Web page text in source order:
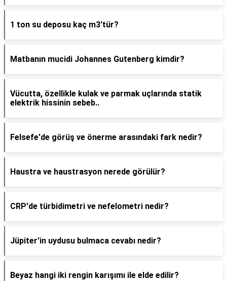
1 ton su deposu kaç m3'tür?
Matbanın mucidi Johannes Gutenberg kimdir?
Vücutta, özellikle kulak ve parmak uçlarında statik
elektrik hissinin sebeb..
Felsefe'de görüş ve önerme arasındaki fark nedir?
Haustra ve haustrasyon nerede görülür?
CRP'de türbidimetri ve nefelometri nedir?
Jüpiter'in uydusu bulmaca cevabı nedir?
Beyaz hangi iki rengin karışımı ile elde edilir?